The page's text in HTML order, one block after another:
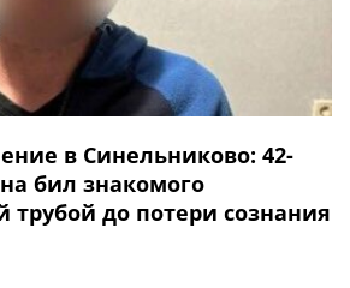
в Синельниково: 42-
бил знакомого
трубой до потери сознания